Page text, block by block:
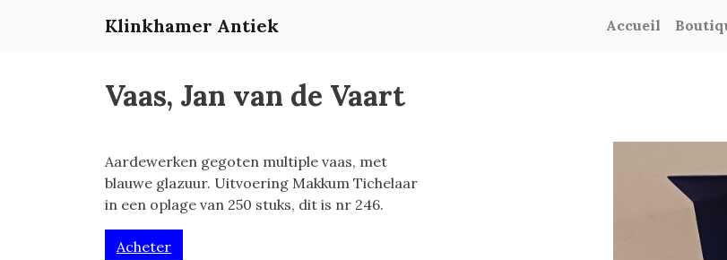
Klinkhamer Antiek Accueil
Vaas, Jan van de Vaart
Aardewerken gegoten multiple vaas, met
blauwe glazuur. Uitvoering Makkum Tichelaar
in een oplage van 250 stuks, dit is nr 246.
Acheter